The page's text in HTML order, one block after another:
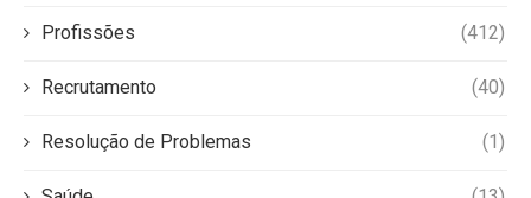
Profissões (412)
Recrutamento (40)
Resolução de Problemas (1)